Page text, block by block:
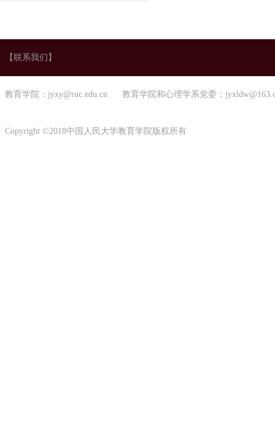
【联系我们】
教育学院：jyxy@ruc.edu.cn 教育学院和心理学系党委：
Copyright ©2018中国人民大学教育学院版权所有